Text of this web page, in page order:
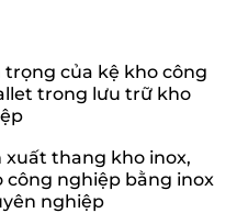
trọng của kệ kho công
trong lưu trữ kho
xuất thang kho inox,
công nghiệp bằng inox
nghiệp